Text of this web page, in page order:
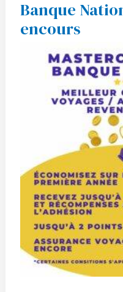
Banque
encours
Mastercard
de
la
Banque
–
Offre
encours